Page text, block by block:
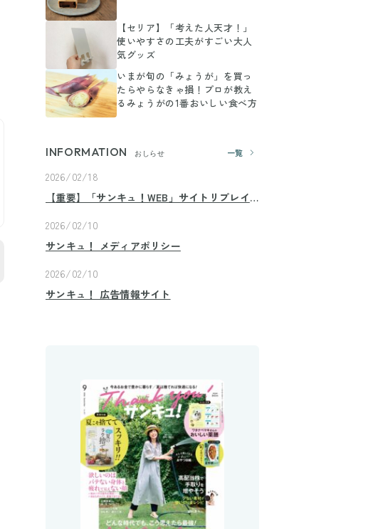
【セリア】「考えた人天才！」
使いやすさの工夫がすごい大人
気グッズ
いまが旬の「みょうが」を買っ
たらやらなきゃ損！プロが教え
るみょうがの1番おいしい食べ方
INFORMATION おしらせ 一覧
2026/02/18
【重要】「サンキュ！WEB」サイトリプレイ
2026/02/10
サンキュ！ メディアポリシー
2026/02/10
サンキュ！ 広告情報サイト